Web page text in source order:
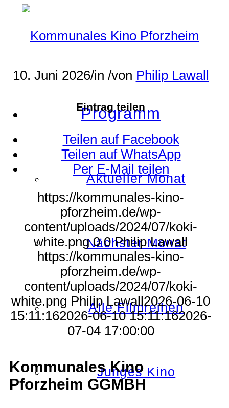
Programm
Aktueller Monat
Nächster Monat
Alle Filmreihen
Junges Kino
10. Juni 2026/in /von Philip Lawall
Eintrag teilen
Teilen auf Facebook
Teilen auf WhatsApp
Per E-Mail teilen
https://kommunales-kino-
pforzheim.de/wp-
content/uploads/2024/07/koki-
white.png 0 0 Philip Lawall
https://kommunales-kino-
pforzheim.de/wp-
content/uploads/2024/07/koki-
white.png Philip Lawall2026-06-10
15:11:162026-06-10 15:11:162026-
07-04 17:00:00
Kommunales Kino
Pforzheim GGMBH